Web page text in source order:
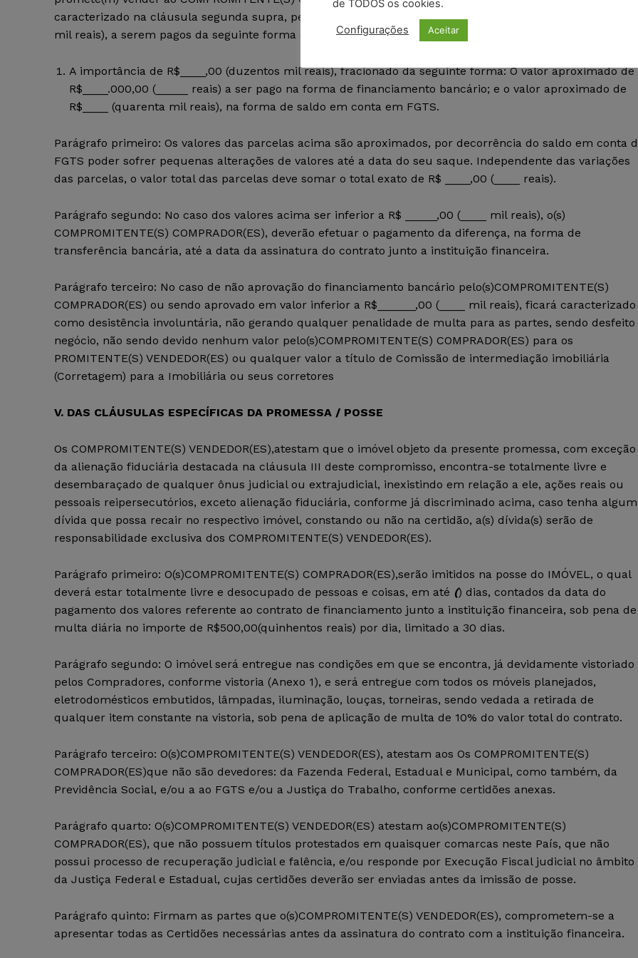
caracterizado na cláusula segunda supra, pelo preço certo e ajustado de R$ ________.000,00 (______ e
mil reais), a serem pagos da seguinte forma e condição:
A importância de R$____,00 (duzentos mil reais), fracionado da seguinte forma: O valor aproximado de
R$____.000,00 (_____ reais) a ser pago na forma de financiamento bancário; e o valor aproximado de
R$____ (quarenta mil reais), na forma de saldo em conta em FGTS.
Parágrafo primeiro: Os valores das parcelas acima são aproximados, por decorrência do saldo em conta
FGTS poder sofrer pequenas alterações de valores até a data do seu saque. Independente das variações
das parcelas, o valor total das parcelas deve somar o total exato de R$ ____,00 (____ reais).
Parágrafo segundo: No caso dos valores acima ser inferior a R$ _____,00 (____ mil reais), o(s)
COMPROMITENTE(S) COMPRADOR(ES), deverão efetuar o pagamento da diferença, na forma de
transferência bancária, até a data da assinatura do contrato junto a instituição financeira.
Parágrafo terceiro: No caso de não aprovação do financiamento bancário pelo(s)COMPROMITENTE(S)
COMPRADOR(ES) ou sendo aprovado em valor inferior a R$______,00 (____ mil reais), ficará caracterizado
como desistência involuntária, não gerando qualquer penalidade de multa para as partes, sendo desfeito
negócio, não sendo devido nenhum valor pelo(s)COMPROMITENTE(S) COMPRADOR(ES) para os
PROMITENTE(S) VENDEDOR(ES) ou qualquer valor a título de Comissão de intermediação imobiliária
(Corretagem) para a Imobiliária ou seus corretores
V. DAS CLÁUSULAS ESPECÍFICAS DA PROMESSA / POSSE
Os COMPROMITENTE(S) VENDEDOR(ES),atestam que o imóvel objeto da presente promessa, com exceção
da alienação fiduciária destacada na cláusula III deste compromisso, encontra-se totalmente livre e
desembaraçado de qualquer ônus judicial ou extrajudicial, inexistindo em relação a ele, ações reais ou
pessoais reipersecutórios, exceto alienação fiduciária, conforme já discriminado acima, caso tenha
dívida que possa recair no respectivo imóvel, constando ou não na certidão, a(s) dívida(s) serão de
responsabilidade exclusiva dos COMPROMITENTE(S) VENDEDOR(ES).
Parágrafo primeiro: O(s)COMPROMITENTE(S) COMPRADOR(ES),serão imitidos na posse do IMÓVEL, o qual
deverá estar totalmente livre e desocupado de pessoas e coisas, em até () dias, contados da data do
pagamento dos valores referente ao contrato de financiamento junto a instituição financeira, sob pena de
multa diária no importe de R$500,00(quinhentos reais) por dia, limitado a 30 dias.
Parágrafo segundo: O imóvel será entregue nas condições em que se encontra, já devidamente vistoriado
pelos Compradores, conforme vistoria (Anexo 1), e será entregue com todos os móveis planejados,
eletrodomésticos embutidos, lâmpadas, iluminação, louças, torneiras, sendo vedada a retirada de
qualquer item constante na vistoria, sob pena de aplicação de multa de 10% do valor total do contrato.
Parágrafo terceiro: O(s)COMPROMITENTE(S) VENDEDOR(ES), atestam aos Os COMPROMITENTE(S)
COMPRADOR(ES)que não são devedores: da Fazenda Federal, Estadual e Municipal, como também, da
Previdência Social, e/ou a ao FGTS e/ou a Justiça do Trabalho, conforme certidões anexas.
Parágrafo quarto: O(s)COMPROMITENTE(S) VENDEDOR(ES) atestam ao(s)COMPROMITENTE(S)
COMPRADOR(ES), que não possuem títulos protestados em quaisquer comarcas neste País, que não
possui processo de recuperação judicial e falência, e/ou responde por Execução Fiscal judicial no âmbito
da Justiça Federal e Estadual, cujas certidões deverão ser enviadas antes da imissão de posse.
Parágrafo quinto: Firmam as partes que o(s)COMPROMITENTE(S) VENDEDOR(ES), comprometem-se a
apresentar todas as Certidões necessárias antes da assinatura do contrato com a instituição financeira.
de TODOS os cookies.
Configurações Aceitar